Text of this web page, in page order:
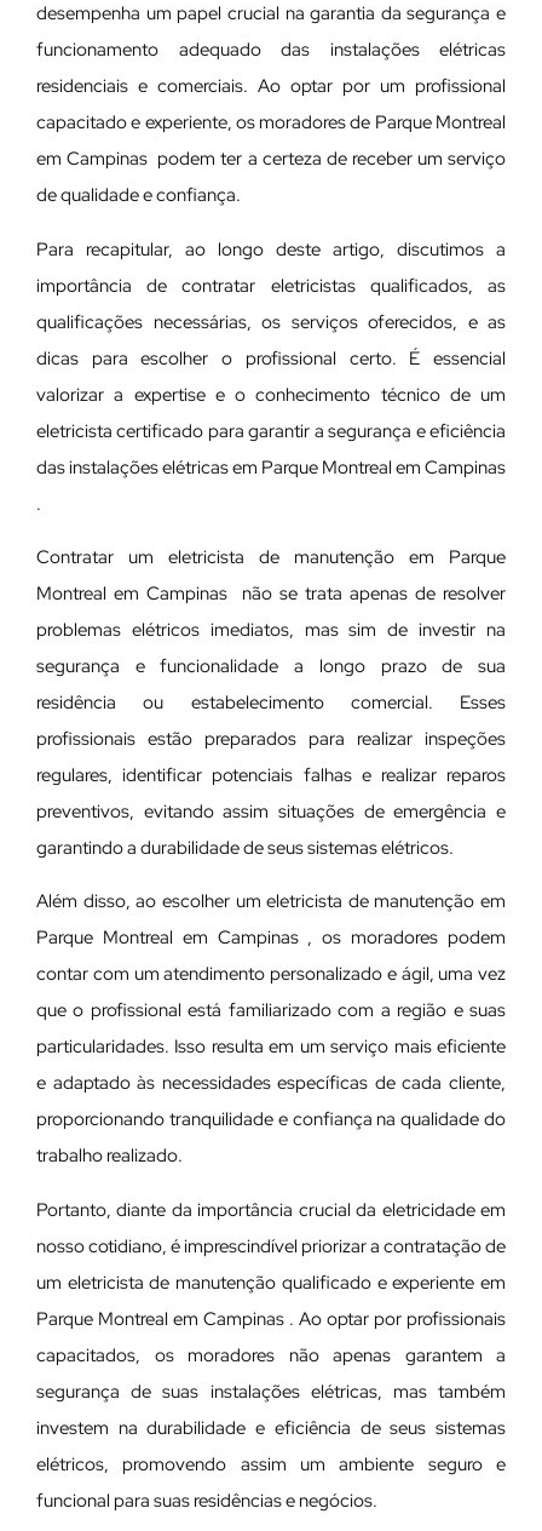
desempenha um papel crucial na garantia da segurança e
funcionamento adequado das instalações elétricas
residenciais e comerciais. Ao optar por um profissional
capacitado e experiente, os moradores de Parque Montreal
em Campinas podem ter a certeza de receber um serviço
de qualidade e confiança.
Para recapitular, ao longo deste artigo, discutimos a
importância de contratar eletricistas qualificados, as
qualificações necessárias, os serviços oferecidos, e as
dicas para escolher o profissional certo. É essencial
valorizar a expertise e o conhecimento técnico de um
eletricista certificado para garantir a segurança e eficiência
das instalações elétricas em Parque Montreal em Campinas
.
Contratar um eletricista de manutenção em Parque
Montreal em Campinas não se trata apenas de resolver
problemas elétricos imediatos, mas sim de investir na
segurança e funcionalidade a longo prazo de sua
residência ou estabelecimento comercial. Esses
profissionais estão preparados para realizar inspeções
regulares, identificar potenciais falhas e realizar reparos
preventivos, evitando assim situações de emergência e
garantindo a durabilidade de seus sistemas elétricos.
Além disso, ao escolher um eletricista de manutenção em
Parque Montreal em Campinas , os moradores podem
contar com um atendimento personalizado e ágil, uma vez
que o profissional está familiarizado com a região e suas
particularidades. Isso resulta em um serviço mais eficiente
e adaptado às necessidades específicas de cada cliente,
proporcionando tranquilidade e confiança na qualidade do
trabalho realizado.
Portanto, diante da importância crucial da eletricidade em
nosso cotidiano, é imprescindível priorizar a contratação de
um eletricista de manutenção qualificado e experiente em
Parque Montreal em Campinas . Ao optar por profissionais
capacitados, os moradores não apenas garantem a
segurança de suas instalações elétricas, mas também
investem na durabilidade e eficiência de seus sistemas
elétricos, promovendo assim um ambiente seguro e
funcional para suas residências e negócios.